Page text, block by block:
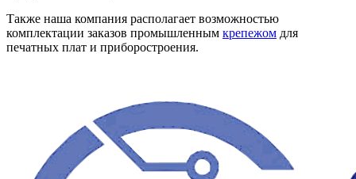
Также наша компания располагает возможностью
комплектации заказов промышленным крепежом для
печатных плат и приборостроения.